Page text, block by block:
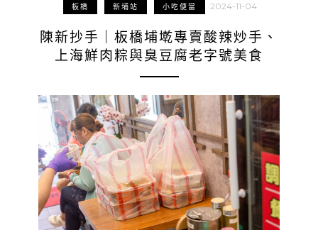
板橋 新埔站 小吃便當 2024-11-04
陳新抄手｜板橋埔墘專賣酸辣炒手、
上海鮮肉粽與臭豆腐老字號美食